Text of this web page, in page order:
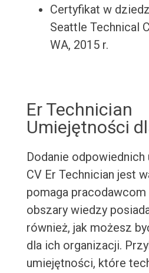
Certyfikat w
Seattle Technical
WA, 2015 r.
Er Technician
Umiejętności
Dodanie
CV Er Technician jest
pomaga
obszary wiedzy
również, jak możesz
dla ich organizacji.
umiejętności, które